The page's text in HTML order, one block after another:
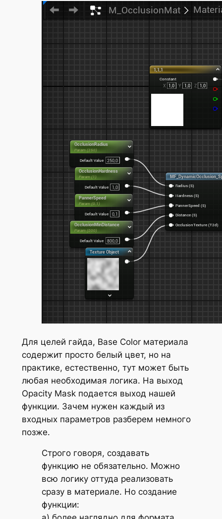
Для целей гайда, Base Colorматериала
содержит просто белый цвет, но на
практике, естественно, тут может быть
любая необходимая логика. На выход
Opacity Maskподается выход нашей
функции. Зачем нужен каждый из
входных параметров разберем немного
позже.
Строго говоря, создавать
функцию не обязательно. Можно
всю логику оттуда реализовать
сразу в материале. Но создание
функции: